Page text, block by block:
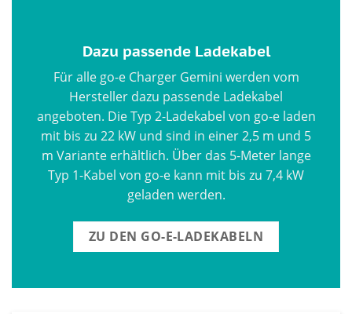
Dazu passende Ladekabel
Für alle go-e Charger Gemini werden vom
Hersteller dazu passende Ladekabel
angeboten. Die Typ 2-Ladekabel von go-e laden
mit bis zu 22 kW und sind in einer 2,5 m und 5
m Variante erhältlich. Über das 5-Meter lange
Typ 1-Kabel von go-e kann mit bis zu 7,4 kW
geladen werden.
ZU DEN GO-E-LADEKABELN